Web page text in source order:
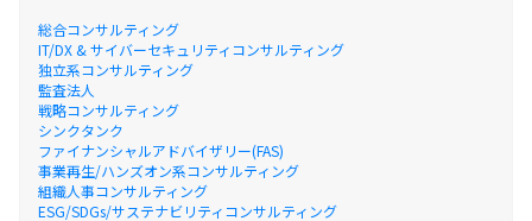
総合コンサルティング
IT/DX & サイバーセキュリティコンサルティング
独立系コンサルティング
監査法人
戦略コンサルティング
シンクタンク
ファイナンシャルアドバイザリー(FAS)
事業再生/ハンズオン系コンサルティング
組織人事コンサルティング
ESG/SDGs/サステナビリティコンサルティング